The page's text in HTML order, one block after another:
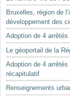
Bruxelles, région de
développement des
Adoption de 4 arrêtés
Le géoportail de la
Adoption de 4
récapitulatif
Renseignements